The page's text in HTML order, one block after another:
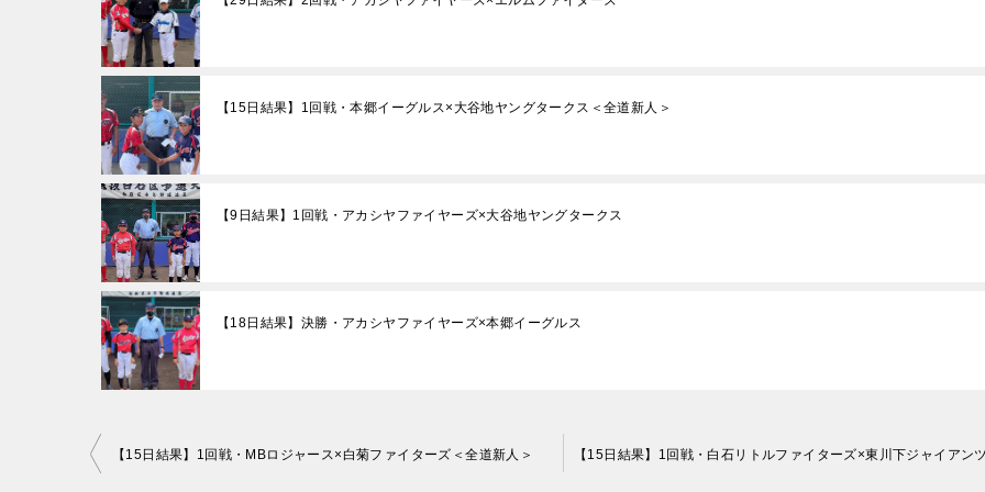
【15日結果】1回戦・本郷イーグルス×大谷地ヤングタークス＜全道新人＞
【9日結果】1回戦・アカシヤファイヤーズ×大谷地ヤングタークス
【18日結果】決勝・アカシヤファイヤーズ×本郷イーグルス
投
【15日結果】1回戦・MBロジャース×白菊ファイターズ＜全道新人＞